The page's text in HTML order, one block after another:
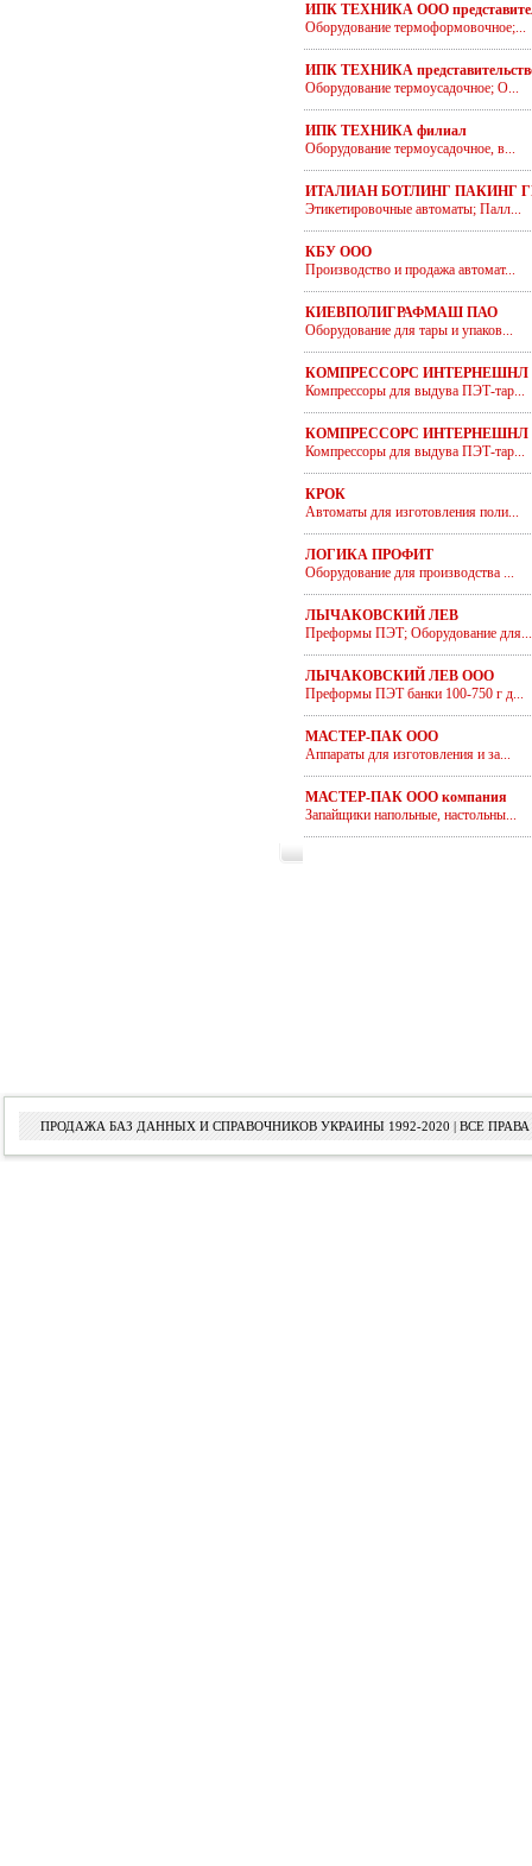
ИПК ТЕХНИКА ООО
Оборудование термоформовочное;...
ИПК ТЕХНИКА
Оборудование термоусадочное; О...
ИПК ТЕХНИКА филиал
Оборудование термоусадочное, в...
ИТАЛИАН БОТЛИНГ ПАКИНГ
Этикетировочные автоматы; Палл...
КБУ ООО
Производство и продажа автомат...
КИЕВПОЛИГРАФМАШ ПАО
Оборудование для тары и упаков...
КОМПРЕССОРС ИНТЕРНЕШНЛ
Компрессоры для выдува ПЭТ-тар...
КОМПРЕССОРС ИНТЕРНЕШНЛ
Компрессоры для выдува ПЭТ-тар...
КРОК
Автоматы для изготовления поли...
ЛОГИКА ПРОФИТ
Оборудование для производства ...
ЛЫЧАКОВСКИЙ ЛЕВ
Преформы ПЭТ; Оборудование для...
ЛЫЧАКОВСКИЙ ЛЕВ ООО
Преформы ПЭТ банки 100-750 г д...
МАСТЕР-ПАК ООО
Аппараты для изготовления и за...
МАСТЕР-ПАК ООО компания
Запайщики напольные, настольны...
ПРОДАЖА БАЗ ДАННЫХ И СПРАВОЧНИКОВ УКРАИНЫ 1992-2020 | ВСЕ